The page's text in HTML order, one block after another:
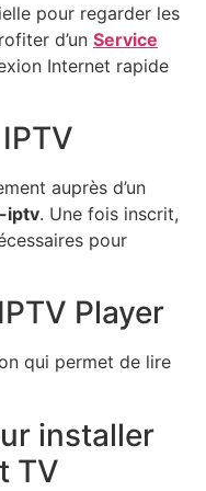
pour regarder les
d’un Service
Internet rapide
auprès d’un
iptv. Une fois inscrit,
pour
Player
qui permet de lire
installer
TV